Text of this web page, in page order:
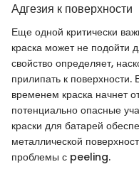
Адгезия к поверхности
Еще одной критически
краска может не подойти
свойство определяет,
прилипать к поверхности.
временем краска начнет
потенциально опасные
краски для батарей
металлической
проблемы с peeling.